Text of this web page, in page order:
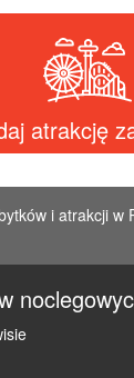
atrakcję
i atrakcji w